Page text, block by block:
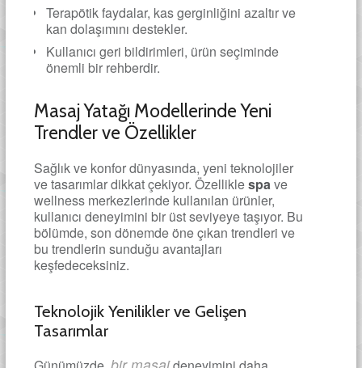
Terapötik faydalar, kas gerginliğini azaltır ve
kan dolaşımını destekler.
Kullanıcı geri bildirimleri, ürün seçiminde
önemli bir rehberdir.
Masaj Yatağı Modellerinde Yeni
Trendler ve Özellikler
Sağlık ve konfor dünyasında, yeni teknolojiler
ve tasarımlar dikkat çekiyor. Özelliklespa ve
wellness merkezlerinde kullanılan ürünler,
kullanıcı deneyimini bir üst seviyeye taşıyor. Bu
bölümde, son dönemde öne çıkan trendleri ve
bu trendlerin sunduğu avantajları
keşfedeceksiniz.
Teknolojik Yenilikler ve Gelişen
Tasarımlar